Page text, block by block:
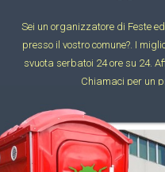
Sei un organizzatore di Feste
presso il vostro comune?. I
svuota serbatoi 24 ore su 24.
Chiamaci per un